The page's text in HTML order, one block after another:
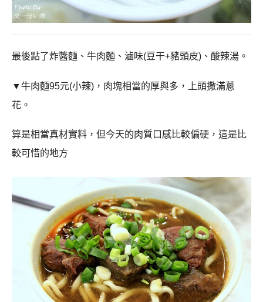
最後點了炸醬麵、牛肉麵、滷味(豆干+豬頭皮)、酸辣湯。
▼牛肉麵95元(小辣) ，肉塊相當的厚與多，上頭撒滿蔥
花。
算是相當真材實料，但今天的肉質口感比較偏硬，這是比
較可惜的地方